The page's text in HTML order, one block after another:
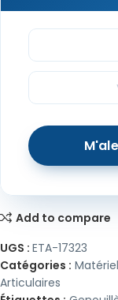
Add to compare
UGS : ETA-17323
Catégories :
Articulaires